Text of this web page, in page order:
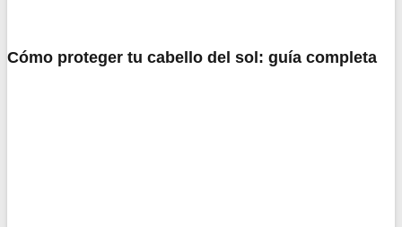
Cómo proteger tu cabello del sol: guía completa